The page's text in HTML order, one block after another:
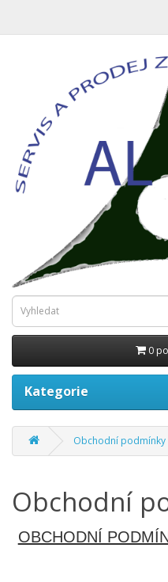
0
Kategorie
Obchodní podmínky
Obchodní
OBCHODNÍ